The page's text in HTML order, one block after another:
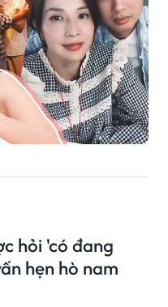
hỏi 'có đang
hẹn hò nam